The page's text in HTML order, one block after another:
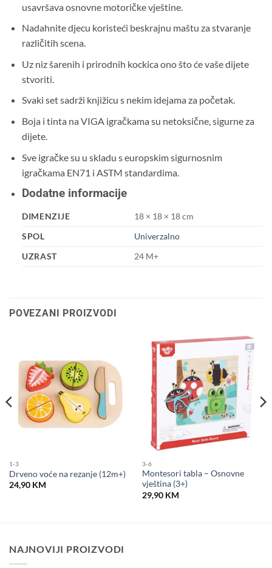
usavršava osnovne motoričke vještine.
Nadahnite djecu koristeći beskrajnu maštu za stvaranje
različitih scena.
Uz niz šarenih i prirodnih kockica ono što će vaše dijete
stvoriti.
Svaki set sadrži knjižicu s nekim idejama za početak.
Boja i tinta na VIGA igračkama su netoksične, sigurne za
dijete.
Sve igračke su u skladu s europskim sigurnosnim
igračkama EN71 i ASTM standardima.
Dodatne informacije
DIMENZIJE
18 × 18 × 18 cm
SPOL
Univerzalno
UZRAST
24 M+
POVEZANI PROIZVODI
1-3
Drveno voće na rezanje (12m+)
24,90 KM
3-6
Montesori tabla – Osnovne
vještina (3+)
29,90 KM
NAJNOVIJI PROIZVODI